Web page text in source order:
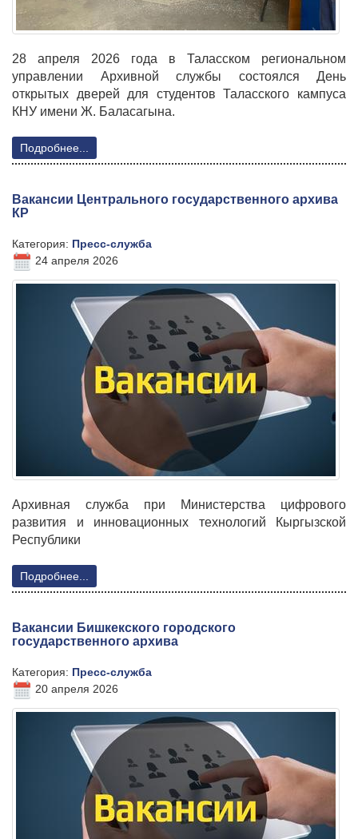
28 апреля 2026 года в Таласском региональном
управлении Архивной службы состоялся День
открытых дверей для студентов Таласского кампуса
КНУ имени Ж. Баласагына.
Подробнее...
Вакансии Центрального государственного архива
КР
Категория: Пресс-служба
24 апреля 2026
Архивная служба при Министерства цифрового
развития и инновационных технологий Кыргызской
Республики
Подробнее...
Вакансии Бишкекского городского
государственного архива
Категория: Пресс-служба
20 апреля 2026